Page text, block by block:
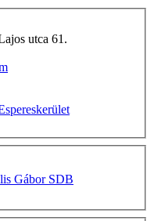
utca 61.
Gábor SDB